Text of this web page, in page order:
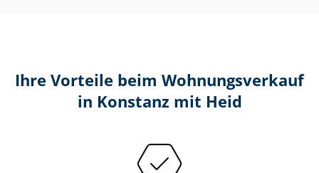
Ihre Vorteile beim Wohnungsverkauf
in Konstanz mit Heid